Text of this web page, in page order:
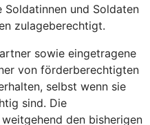
Soldatinnen und Soldaten
zulageberechtigt.
sowie eingetragene
von förderberechtigten
selbst wenn sie
sind. Die
den bisherigen